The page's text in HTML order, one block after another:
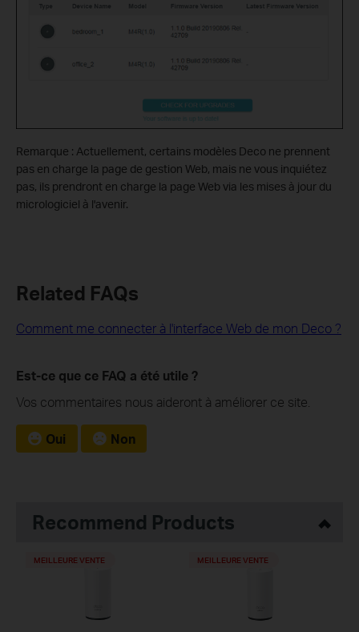
Remarque : Actuellement, certains modèles Deco ne prennent
pas en charge la page de gestion Web, mais ne vous inquiétez
pas, ils prendront en charge la page Web via les mises à jour du
micrologiciel à l'avenir.
Related FAQs
Comment me connecter à l'interface Web de mon Deco ?
Est-ce que ce FAQ a été utile ?
Vos commentaires nous aideront à améliorer ce site.
Oui Non
Recommend Products
MEILLEURE VENTE MEILLEURE VENTE